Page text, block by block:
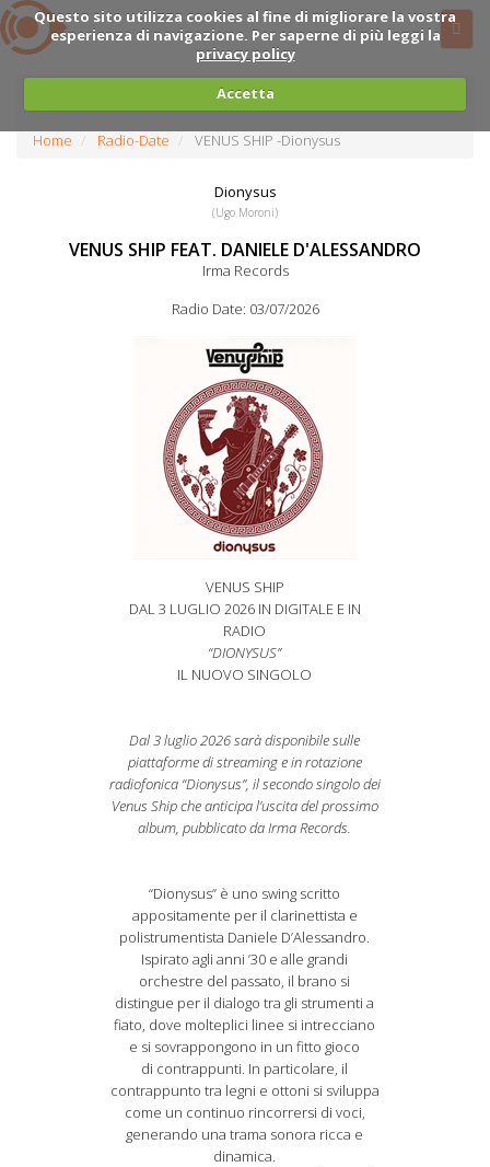
Questo sito utilizza cookies al fine di migliorare la vostra
esperienza di navigazione. Per saperne di più leggi la
privacy policy
Accetta
Home Radio-Date VENUS SHIP -Dionysus
Dionysus
(Ugo Moroni)
VENUS SHIP FEAT. DANIELE D'ALESSANDRO
Irma Records
Radio Date: 03/07/2026
VENUS SHIP
DAL 3 LUGLIO 2026 IN DIGITALE E IN
RADIO
“DIONYSUS”
IL NUOVO SINGOLO
Dal 3 luglio 2026 sarà disponibile sulle
piattaforme di streaming e in rotazione
radiofonica “Dionysus”, il secondo singolo dei
Venus Ship che anticipa l’uscita del prossimo
album, pubblicato da Irma Records.
“Dionysus” è uno swing scritto
appositamente per il clarinettista e
polistrumentista Daniele D’Alessandro.
Ispirato agli anni ’30 e alle grandi
orchestre del passato, il brano si
distingue per il dialogo tra gli strumenti a
fiato, dove molteplici linee si intrecciano
e si sovrappongono in un fitto gioco
di contrappunti. In particolare, il
contrappunto tra legni e ottoni si sviluppa
come un continuo rincorrersi di voci,
generando una trama sonora ricca e
dinamica.